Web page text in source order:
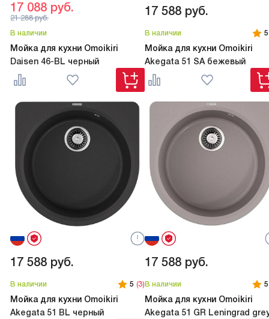
В наличии
Мойка для кухни Omoikiri
Daisen 46-BL черный
17 088 руб.
21 288руб.
В наличии
5
Мойка для кухни Omoikiri
Akegata 51 SA бежевый
17 588 руб.
В наличии 5 (3)
Мойка для кухни Omoikiri
Akegata 51 BL черный
17 588 руб.
В наличии 5
Мойка для кухни Omoikiri
Akegata 51 GR Leningrad
17 588 руб.